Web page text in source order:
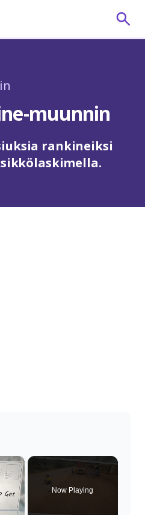
muunnin
rankineiksi
×
Now Playing